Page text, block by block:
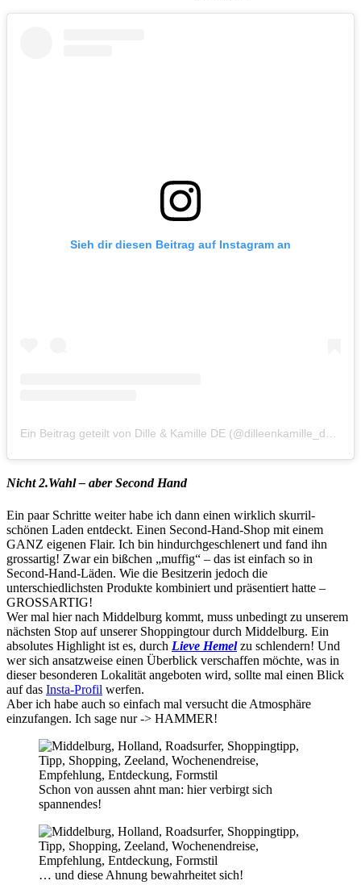
Sieh dir diesen Beitrag auf Instagram an
Nicht 2.Wahl – aber Second Hand
Ein paar Schritte weiter habe ich dann einen wirklich skurril-
schönen Laden entdeckt. Einen Second-Hand-Shop mit einem
GANZ eigenen Flair. Ich bin hindurchgeschlenert und fand ihn
grossartig! Zwar ein bißchen „muffig“ – das ist einfach so in
Second-Hand-Läden. Wie die Besitzerin jedoch die
unterschiedlichsten Produkte kombiniert und präsentiert hatte –
GROSSARTIG!
Wer mal hier nach Middelburg kommt, muss unbedingt zu unserem
nächsten Stop auf unserer Shoppingtour durch Middelburg. Ein
absolutes Highlight ist es, durch Lieve Hemelzu schlendern! Und
wer sich ansatzweise einen Überblick verschaffen möchte, was in
dieser besonderen Lokalität angeboten wird, sollte mal einen Blick
auf das Insta-Profil werfen.
Aber ich habe auch so einfach mal versucht die Atmosphäre
einzufangen. Ich sage nur -> HAMMER!
Schon von aussen ahnt man: hier verbirgt sich
spannendes!
… und diese Ahnung bewahrheitet sich!